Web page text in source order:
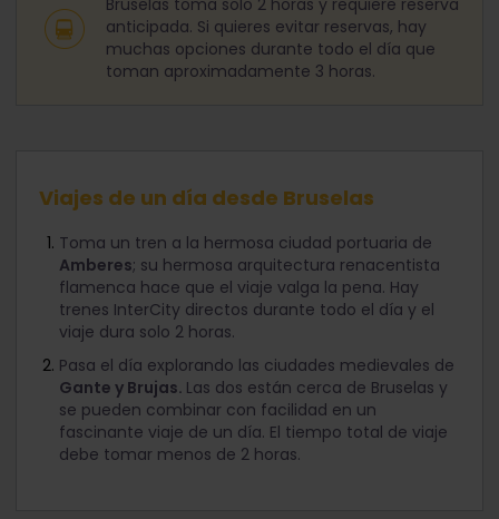
Bruselas toma solo 2 horas y requiere reserva
anticipada. Si quieres evitar reservas, hay
muchas opciones durante todo el día que
toman aproximadamente 3 horas.
Viajes de un día desde Bruselas
Toma un tren a la hermosa ciudad portuaria de
Amberes; su hermosa arquitectura renacentista
flamenca hace que el viaje valga la pena. Hay
trenes InterCity directos durante todo el día y el
viaje dura solo 2 horas.
Pasa el día explorando las ciudades medievales de
Gante y Brujas. Las dos están cerca de Bruselas y
se pueden combinar con facilidad en un
fascinante viaje de un día. El tiempo total de viaje
debe tomar menos de 2 horas.